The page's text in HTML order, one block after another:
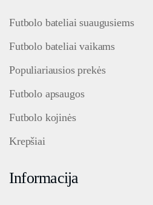
Futbolo bateliai suaugusiems
Futbolo bateliai vaikams
Populiariausios prekės
Futbolo apsaugos
Futbolo kojinės
Krepšiai
Informacija